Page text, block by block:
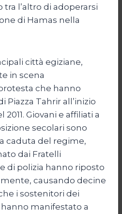
l’altro di adoperarsi
di Hamas nella
città egiziane,
in scena
che hanno
Piazza Tahrir all’inizio
Giovani e affiliati a
secolari sono
caduta del regime,
dai Fratelli
di polizia hanno riposto
causando decine
i sostenitori dei
manifestato a